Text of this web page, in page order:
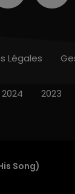
Song)
Légales
2024 2023